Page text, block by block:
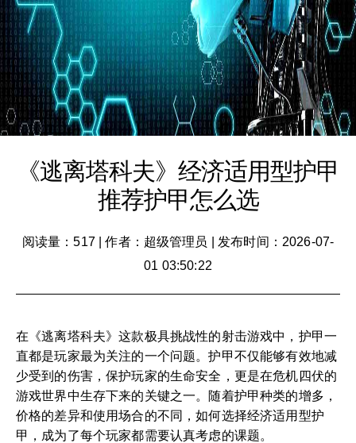
《逃离塔科夫》经济适用型护甲
推荐护甲怎么选
阅读量：517|作者：超级管理员
发布时间：2026-07-
01 03:50:22
在《逃离塔科夫》这款极具挑战性的射击游戏中，护甲一
直都是玩家最为关注的一个问题。护甲不仅能够有效地减
少受到的伤害，保护玩家的生命安全，更是在危机四伏的
游戏世界中生存下来的关键之一。随着护甲种类的增多，
价格的差异和使用场合的不同，如何选择经济适用型护
甲，成为了每个玩家都需要认真考虑的课题。